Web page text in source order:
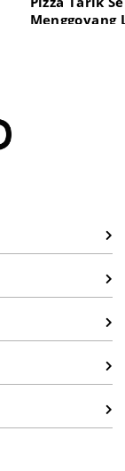
Menggoyang